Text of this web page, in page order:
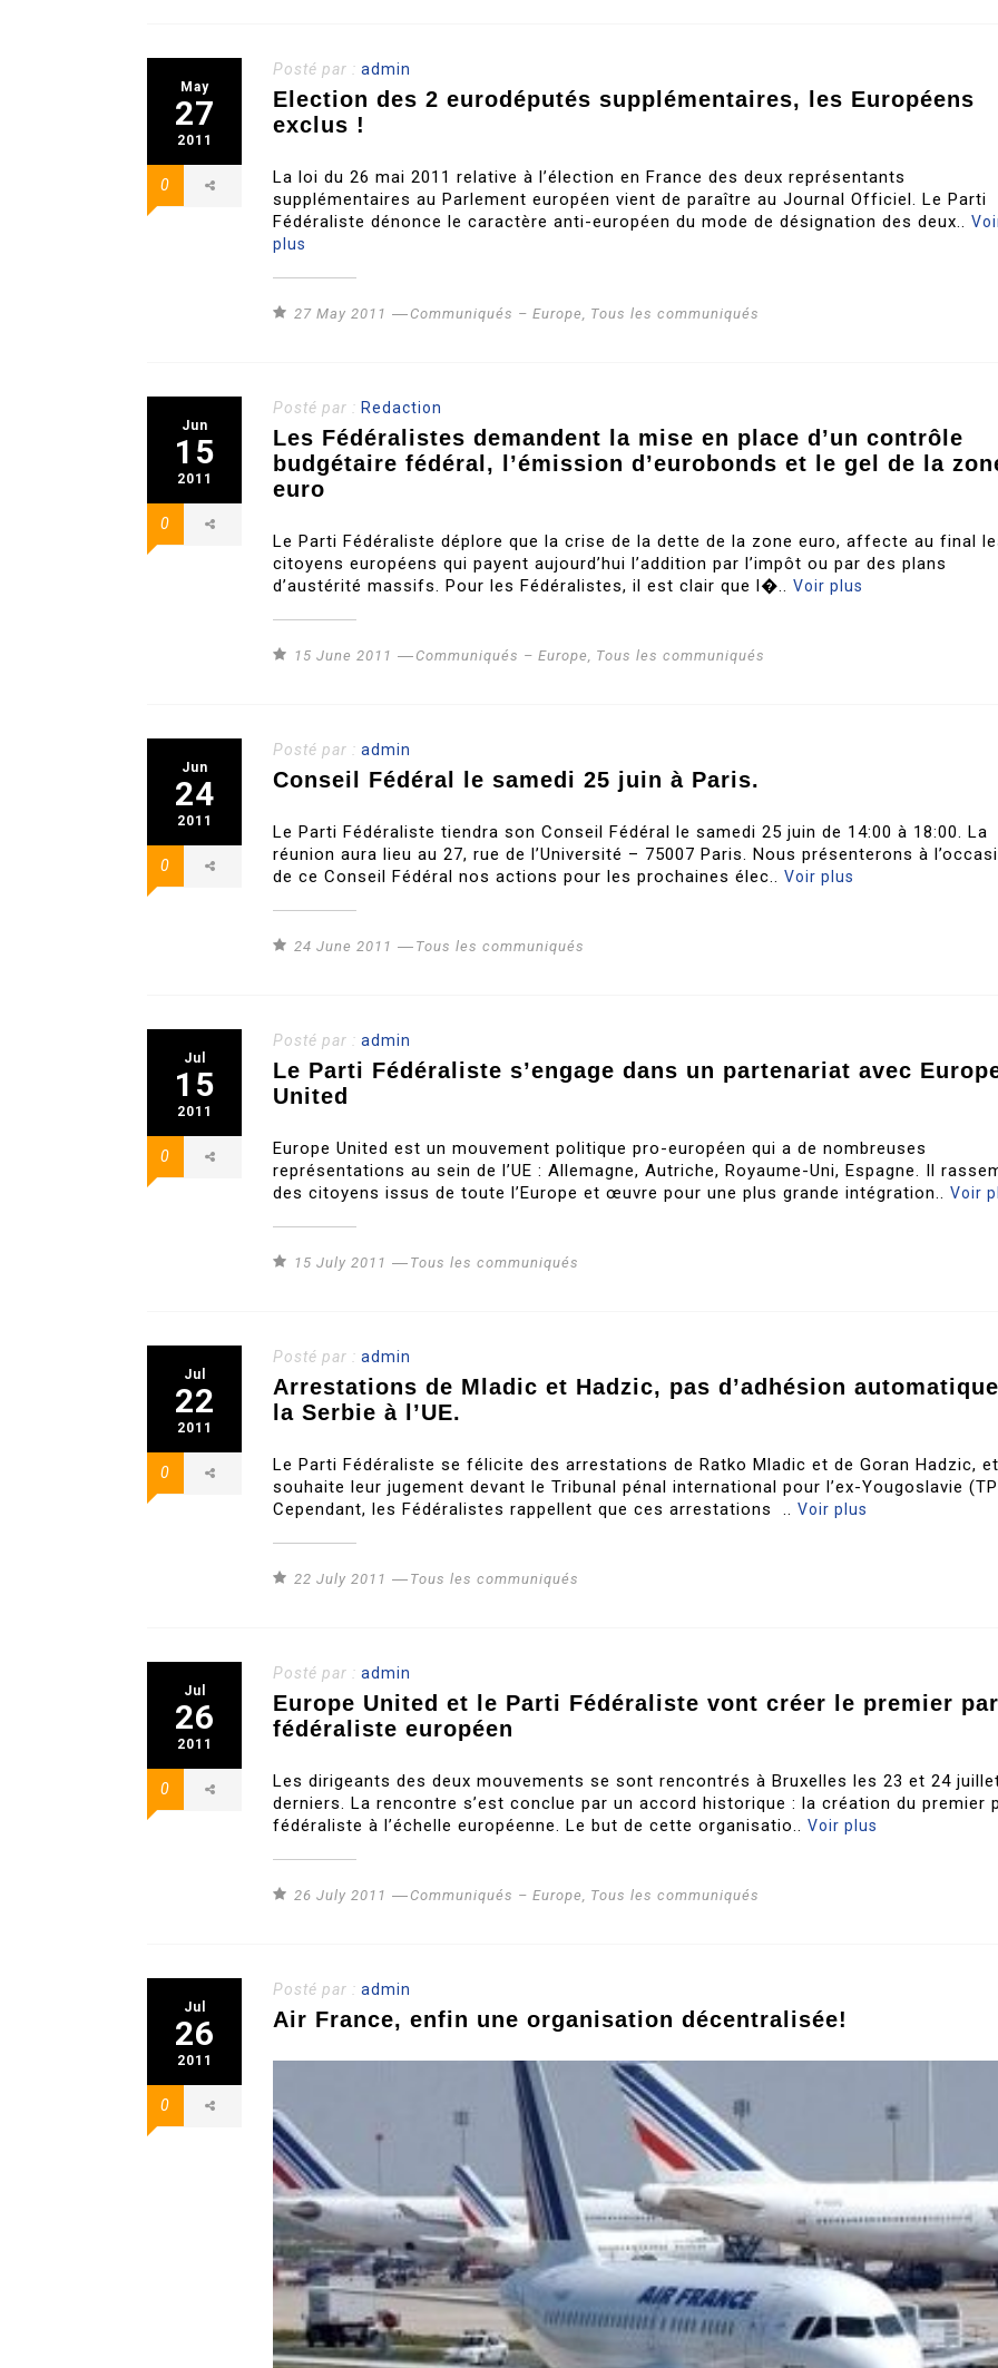
May
27
2011
0
Posté par : admin
Election des 2 eurodéputés supplémentaires, les Européens
exclus !
La loi du 26 mai 2011 relative à l’élection en France des deux représentants
supplémentaires au Parlement européen vient de paraître au Journal Officiel. Le Parti
Fédéraliste dénonce le caractère anti-européen du mode de désignation des deux..
plus
27 May 2011 Communiqués – Europe, Tous les communiqués
Jun
15
2011
0
Posté par : Redaction
Les Fédéralistes demandent la mise en place d’un contrôle
budgétaire fédéral, l’émission d’eurobonds et le gel de la
euro
Le Parti Fédéraliste déplore que la crise de la dette de la zone euro, affecte au final
citoyens européens qui payent aujourd’hui l’addition par l’impôt ou par des plans
d’austérité massifs. Pour les Fédéralistes, il est clair que l�.. Voir plus
15 June 2011 Communiqués – Europe, Tous les communiqués
Jun
24
2011
0
Posté par : admin
Conseil Fédéral le samedi 25 juin à Paris.
Le Parti Fédéraliste tiendra son Conseil Fédéral le samedi 25 juin de 14:00 à 18:00. La
réunion aura lieu au 27, rue de l’Université – 75007 Paris. Nous présenterons à
de ce Conseil Fédéral nos actions pour les prochaines élec.. Voir plus
24 June 2011 Tous les communiqués
Jul
15
2011
0
Posté par : admin
Le Parti Fédéraliste s’engage dans un partenariat avec
United
Europe United est un mouvement politique pro-européen qui a de nombreuses
représentations au sein de l’UE : Allemagne, Autriche, Royaume-Uni, Espagne. Il
des citoyens issus de toute l’Europe et œuvre pour une plus grande intégration.. Voir
15 July 2011 Tous les communiqués
Jul
22
2011
0
Posté par : admin
Arrestations de Mladic et Hadzic, pas d’adhésion
la Serbie à l’UE.
Le Parti Fédéraliste se félicite des arrestations de Ratko Mladic et de Goran Hadzic, et
souhaite leur jugement devant le Tribunal pénal international pour l’ex-Yougoslavie
Cependant, les Fédéralistes rappellent que ces arrestations .. Voir plus
22 July 2011 Tous les communiqués
Jul
26
2011
0
Posté par : admin
Europe United et le Parti Fédéraliste vont créer le premier
fédéraliste européen
Les dirigeants des deux mouvements se sont rencontrés à Bruxelles les 23 et 24
derniers. La rencontre s’est conclue par un accord historique : la création du premier
fédéraliste à l’échelle européenne. Le but de cette organisatio.. Voir plus
26 July 2011 Communiqués – Europe, Tous les communiqués
Jul
26
2011
0
Posté par : admin
Air France, enfin une organisation décentralisée!